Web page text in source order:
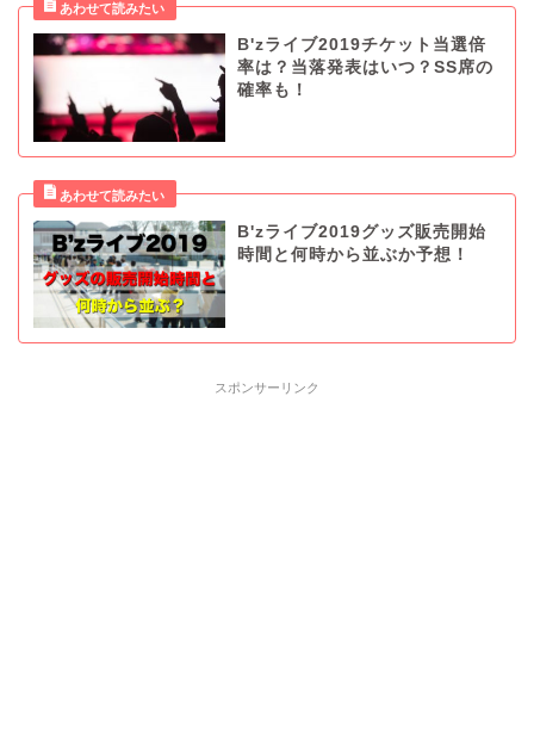
B'zライブ2019チケット当選倍
率は？当落発表はいつ？SS席の
確率も！
B'zライブ2019グッズ販売開始
時間と何時から並ぶか予想！
スポンサーリンク